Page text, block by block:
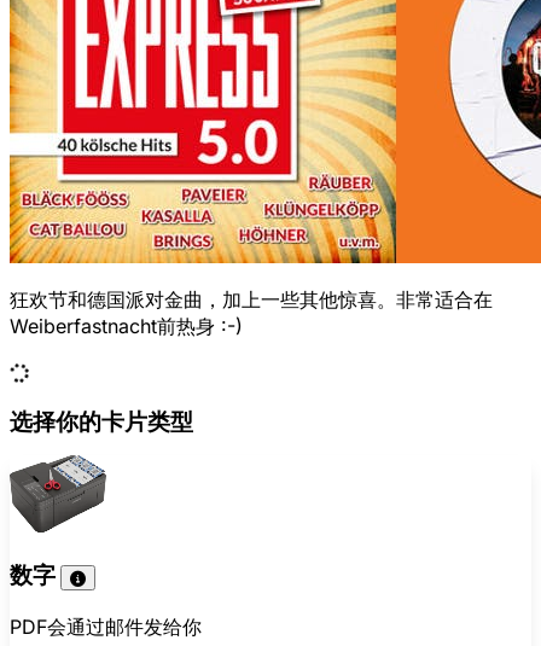
狂欢节和德国派对金曲，加上一些其他惊喜。非常适合在
Weiberfastnacht前热身 :-)
选择你的卡片类型
数字
PDF会通过邮件发给你